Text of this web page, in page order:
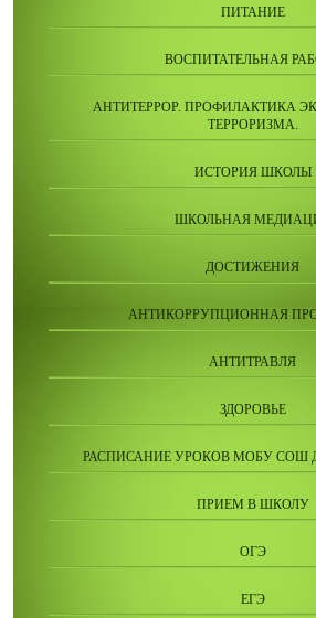
ПИТАНИЕ
ВОСПИТАТЕЛЬНАЯ
АНТИТЕРРОР. ПРОФИЛАКТИКА
ТЕРРОРИЗМА.
ИСТОРИЯ ШКОЛЫ
ШКОЛЬНАЯ
ДОСТИЖЕНИЯ
АНТИКОРРУПЦИОННАЯ
АНТИТРАВЛЯ
ЗДОРОВЬЕ
РАСПИСАНИЕ УРОКОВ МОБУ СОШ
ПРИЕМ В ШКОЛУ
ОГЭ
ЕГЭ